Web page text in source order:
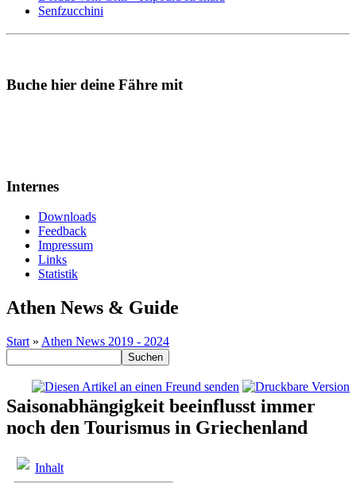
Senfzucchini
Buche hier deine Fähre mit
Internes
Downloads
Feedback
Impressum
Links
Statistik
Athen News & Guide
Start » Athen News 2019 - 2024
Saisonabhängigkeit beeinflusst immer
noch den Tourismus in Griechenland
Inhalt